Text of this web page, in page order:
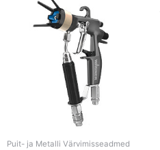
Puit- ja Metalli Värvimisseadmed